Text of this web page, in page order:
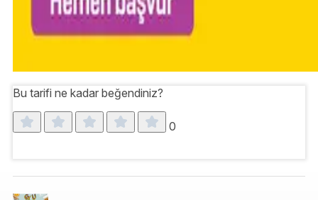
Bu tarifi ne kadar beğendiniz?
0